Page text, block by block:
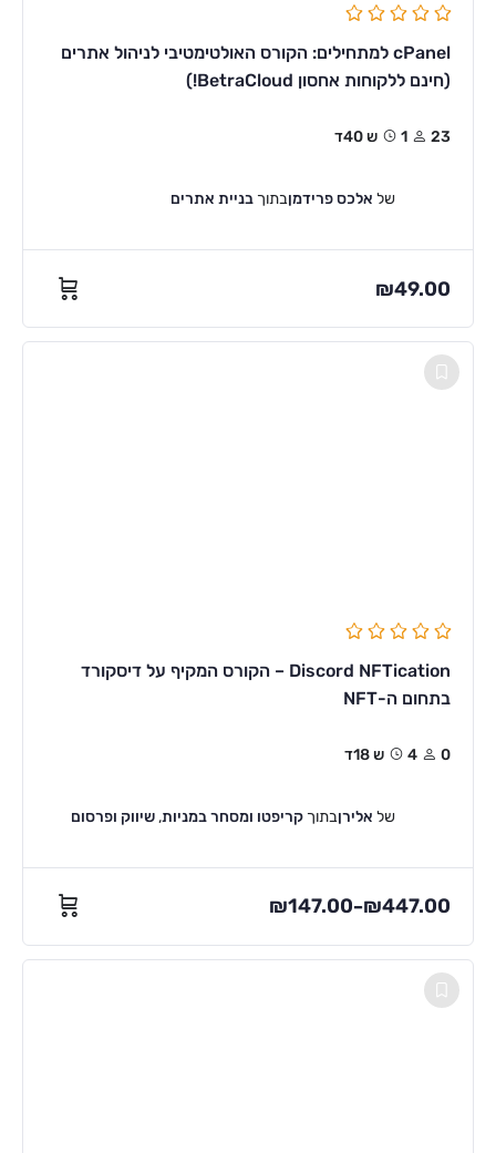
cPanel למתחילים: הקורס האולטימטיבי לניהול אתרים
(חינם ללקוחות אחסון BetraCloud!)
23 1ש 40ד
של אלכס פרידמןבתוך בניית אתרים
₪49.00
Discord NFTication – הקורס המקיף על דיסקורד
בתחום ה-NFT
0 4ש 18ד
של אלירןבתוך קריפטו ומסחר במניות, שיווק ופרסום
₪147.00–₪447.00